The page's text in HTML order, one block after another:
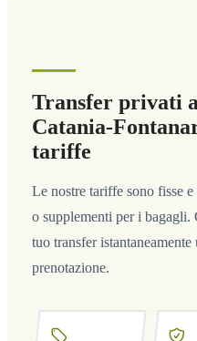
Transfer privati
Catania-
tariffe
Le nostre tariffe sono fisse e
o supplementi per i bagagli.
tuo transfer
prenotazione.